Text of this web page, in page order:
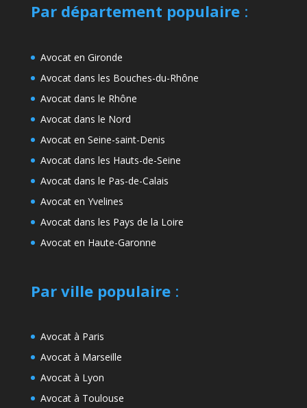
Par département populaire:
Avocat en Gironde
Avocat dans les Bouches-du-Rhône
Avocat dans le Rhône
Avocat dans le Nord
Avocat en Seine-saint-Denis
Avocat dans les Hauts-de-Seine
Avocat dans le Pas-de-Calais
Avocat en Yvelines
Avocat dans les Pays de la Loire
Avocat en Haute-Garonne
Par ville populaire:
Avocat à Paris
Avocat à Marseille
Avocat à Lyon
Avocat à Toulouse